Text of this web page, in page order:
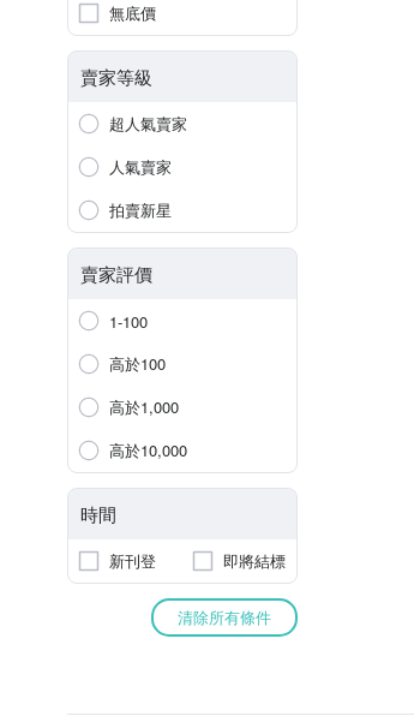
無底價
賣家等級
超人氣賣家
人氣賣家
拍賣新星
賣家評價
1-100
高於100
高於1,000
高於10,000
時間
新刊登 即將結標
清除所有條件